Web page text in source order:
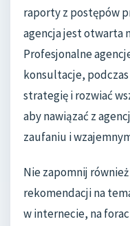
raporty z postępów
agencja jest otwarta
Profesjonalne
konsultacje,
strategię i rozwiać
aby nawiązać z
zaufaniu i
Nie zapomnij
rekomendacji na
w internecie, na